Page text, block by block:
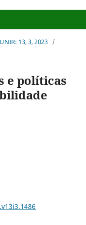
13, 3, 2023 /
e políticas